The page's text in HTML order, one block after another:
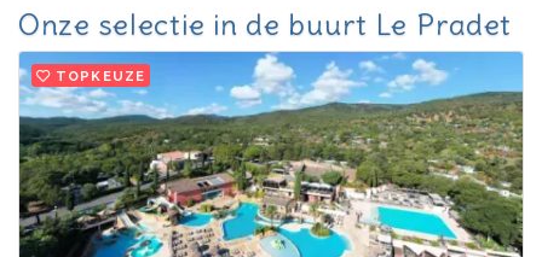
Onze selectie in de buurt Le Pradet
TOPKEUZE